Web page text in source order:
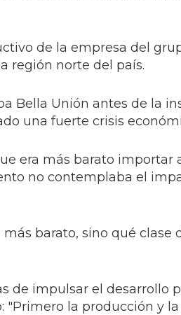
de la empresa del
región norte del país.
Bella Unión antes de la
una fuerte crisis
era más barato importar
no contemplaba el
barato, sino qué clase
de impulsar el desarrollo
"Primero la producción y